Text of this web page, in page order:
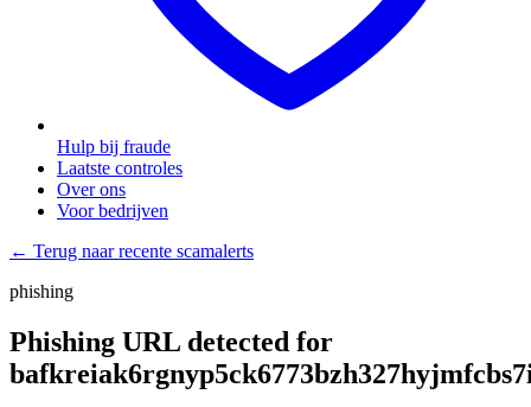
Hulp bij fraude
Laatste controles
Over ons
Voor bedrijven
← Terug naar recente scamalerts
phishing
Phishing URL detected for